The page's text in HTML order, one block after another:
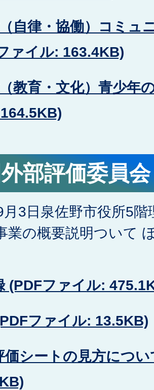
自律・協働）コミュ
ァイル: 163.4KB)
教育・文化）青少年
部評価委員会
3日泉佐野市役所5
業の概要説明ついて
(PDFファイル:
ファイル: 13.5KB)
価シートの見方につ